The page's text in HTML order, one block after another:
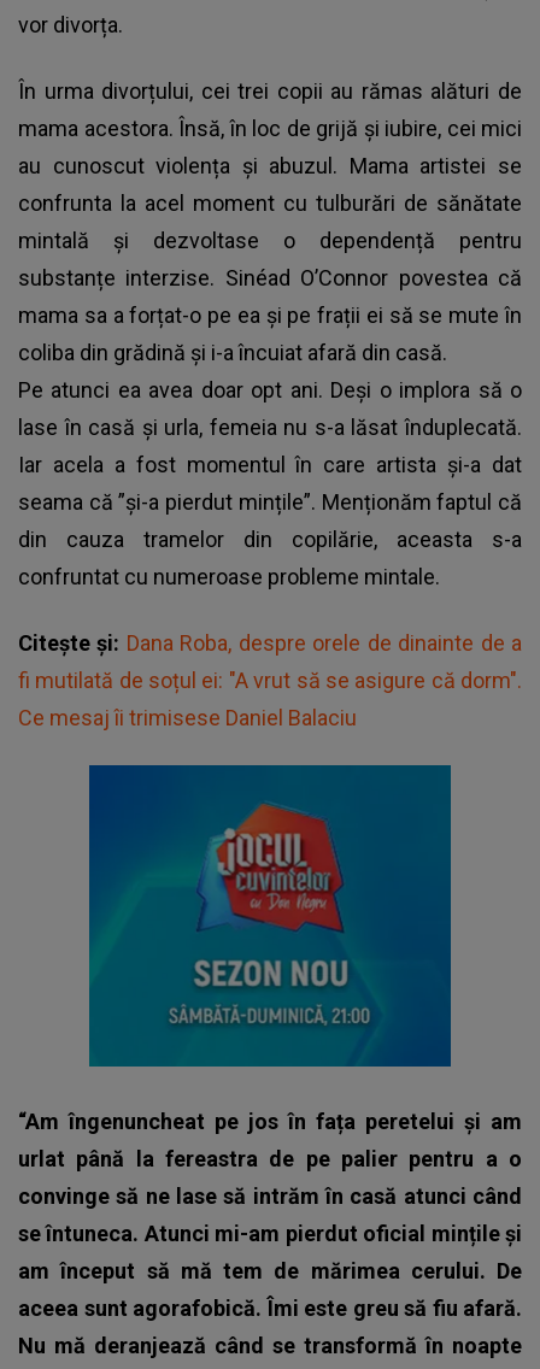
vor divorța.
În urma divorțului, cei trei copii au rămas alături de
mama acestora. Însă, în loc de grijă și iubire, cei mici
au cunoscut violența și abuzul. Mama artistei se
confrunta la acel moment cu tulburări de sănătate
mintală și dezvoltase o dependență pentru
substanțe interzise. Sinéad O’Connor povestea că
mama sa a forțat-o pe ea și pe frații ei să se mute în
coliba din grădină și i-a încuiat afară din casă.
Pe atunci ea avea doar opt ani. Deși o implora să o
lase în casă și urla, femeia nu s-a lăsat înduplecată.
Iar acela a fost momentul în care artista și-a dat
seama că ”și-a pierdut mințile”. Menționăm faptul că
din cauza tramelor din copilărie, aceasta s-a
confruntat cu numeroase probleme mintale.
Citește și: Dana Roba, despre orele de dinainte de a
fi mutilată de soțul ei: "A vrut să se asigure că dorm".
Ce mesaj îi trimisese Daniel Balaciu
“Am îngenuncheat pe jos în fața peretelui și am
urlat până la fereastra de pe palier pentru a o
convinge să ne lase să intrăm în casă atunci când
se întuneca. Atunci mi-am pierdut oficial mințile și
am început să mă tem de mărimea cerului. De
aceea sunt agorafobică. Îmi este greu să fiu afară.
Nu mă deranjează când se transformă în noapte